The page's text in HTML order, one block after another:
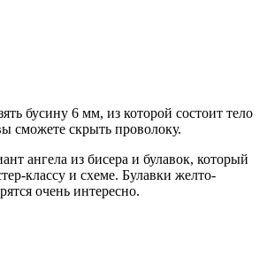
бусину 6 мм, из которой состоит тело
сможете скрыть проволоку.
ангела из бисера и булавок, который
классу и схеме. Булавки желто-
очень интересно.